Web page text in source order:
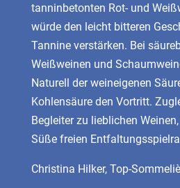
tanninbetonten Rot- und
würde den leicht bitteren
Tannine verstärken. Bei
Weißweinen und
Naturell der weineigenen
Kohlensäure den Vortritt.
Begleiter zu lieblichen
Süße freien
Christina Hilker, Top-